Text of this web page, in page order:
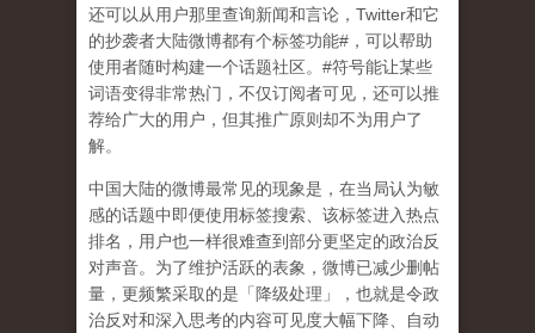
还可以从用户那里查询新闻和言论， Twitter和它
的抄袭者大陆微博都有个标签功能# ，可以帮助
使用者随时构建一个话题社区。 #符号能让某些
词语变得非常热门，不仅订阅者可见，还可以推
荐给广大的用户，但其推广原则却不为用户了
解。
中国大陆的微博最常见的现象是，在当局认为敏
感的话题中即便使用标签搜索、该标签进入热点
排名，用户也一样很难查到部分更坚定的政治反
对声音。为了维护活跃的表象，微博已减少删帖
量，更频繁采取的是「降级处理」，也就是令政
治反对和深入思考的内容可见度大幅下降、自动